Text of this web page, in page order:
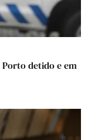
Porto detido e em